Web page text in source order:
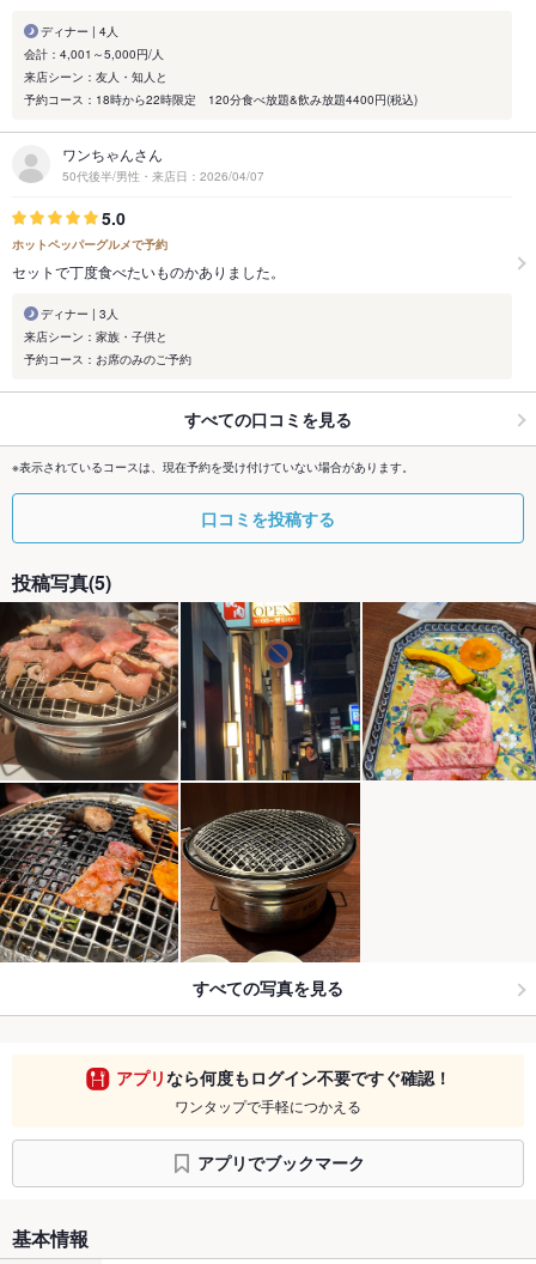
ディナー | 4人
会計：4,001～5,000円/人
来店シーン：友人・知人と
予約コース：18時から22時限定 120分食べ放題&飲み放題4400円(税込)
ワンちゃんさん
50代後半/男性・来店日：2026/04/07
5.0
ホットペッパーグルメで予約
セットで丁度食べたいものかありました。
ディナー | 3人
来店シーン：家族・子供と
予約コース：お席のみのご予約
すべての口コミを見る
※表示されているコースは、現在予約を受け付けていない場合があります。
口コミを投稿する
投稿写真(5)
すべての写真を見る
アプリなら何度もログイン不要ですぐ確認！
ワンタップで手軽につかえる
アプリでブックマーク
基本情報